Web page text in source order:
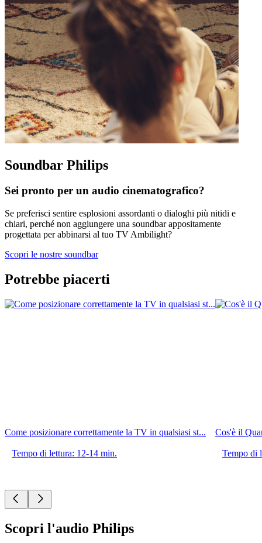
Soundbar Philips
Sei pronto per un audio cinematografico?
Se preferisci sentire esplosioni assordanti o dialoghi più nitidi e
chiari, perché non aggiungere una soundbar appositamente
progettata per abbinarsi al tuo TV Ambilight?
Scopri le nostre soundbar
Potrebbe piacerti
Come posizionare correttamente la TV in qualsiasi st...
Tempo di lettura: 12-14 min.
Cos'è il
Tempo di
Scopri l'audio Philips